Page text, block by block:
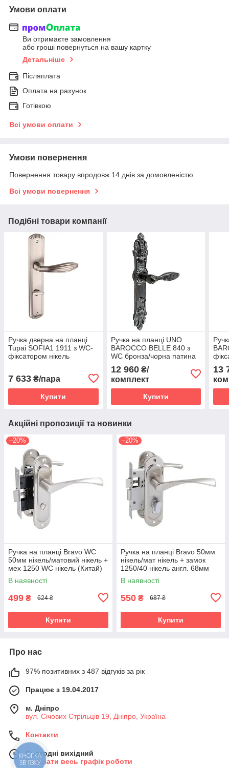
Умови оплати
Ви отримаєте замовлення
або гроші повернуться на вашу картку
Детальніше
Післяплата
Оплата на рахунок
Готівкою
Всі умови оплати
Умови повернення
Повернення товару впродовж 14 днів за домовленістю
Всі умови повернення
Подібні товари компанії
Ручка дверна на планці
Tupai SOFIA1 1911 з WC-
фіксатором нікель
7 633 ₴/пара
Купити
Ручка на планці UNO
BAROCCO BELLE 840 з
WC бронза/чорна патина
12 960₴/
комплект
Купити
13
Акційні пропозиції та новинки
–20%
Ручка на планці Bravo WC
50мм нікель/матовий нікель +
мех 1250 WC нікель (Китай)
В наявності
499 ₴ 624 ₴
Купити
–20%
Ручка на планці Bravo 50мм
нікель/мат нікель + замок
1250/40 нікель англ. 68мм
3кл. (Китай)
В наявності
550 ₴ 687 ₴
Купити
Про нас
97% позитивних з 487 відгуків за рік
Працює з 19.04.2017
м. Дніпро
вул. Січових Стрільців 19, Дніпро, Україна
Контакти
Сьогодні вихідний
Показати весь графік роботи
КНОПКА
ЗВ'ЯЗКУ